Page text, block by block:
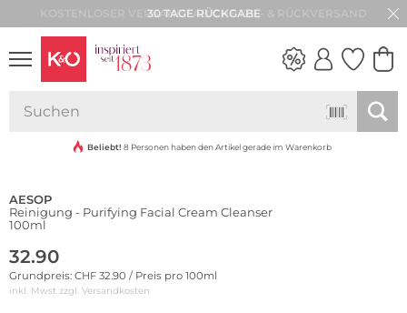
30 TAGE RÜCKGABE
VIBES
Beliebt! 8 Personen haben den Artikel gerade im Warenkorb
AESOP
Reinigung - Purifying Facial Cream Cleanser
100ml
32.90
Grundpreis: CHF 32.90 / Preis pro 100ml
inkl. Mwst zzgl. Versandkosten